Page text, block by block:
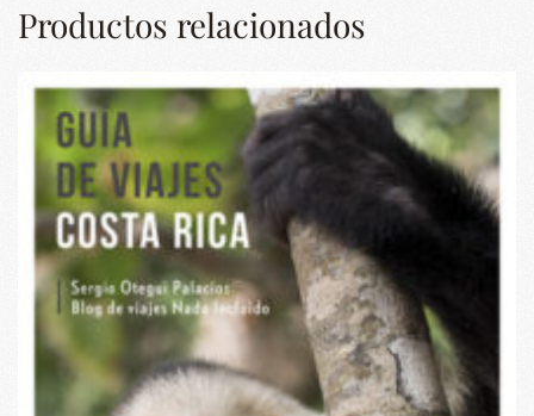
Productos relacionados